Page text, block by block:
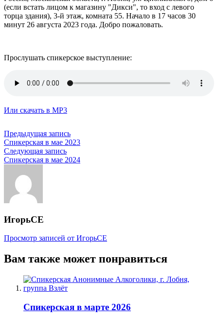
(если встать лицом к магазину "Дикси", то вход с левого
торца здания), 3-й этаж, комната 55. Начало в 17 часов 30
минут 26 августа 2023 года. Добро пожаловать.
Прослушать спикерское выступление:
Или скачать в МР3
Навигация
по
записям
Предыдущая запись
Спикерская в мае 2023
Следующая запись
Спикерская в мае 2024
ИгорьСЕ
Просмотр записей от ИгорьСЕ
Вам также может понравиться
Спикерская в марте 2026